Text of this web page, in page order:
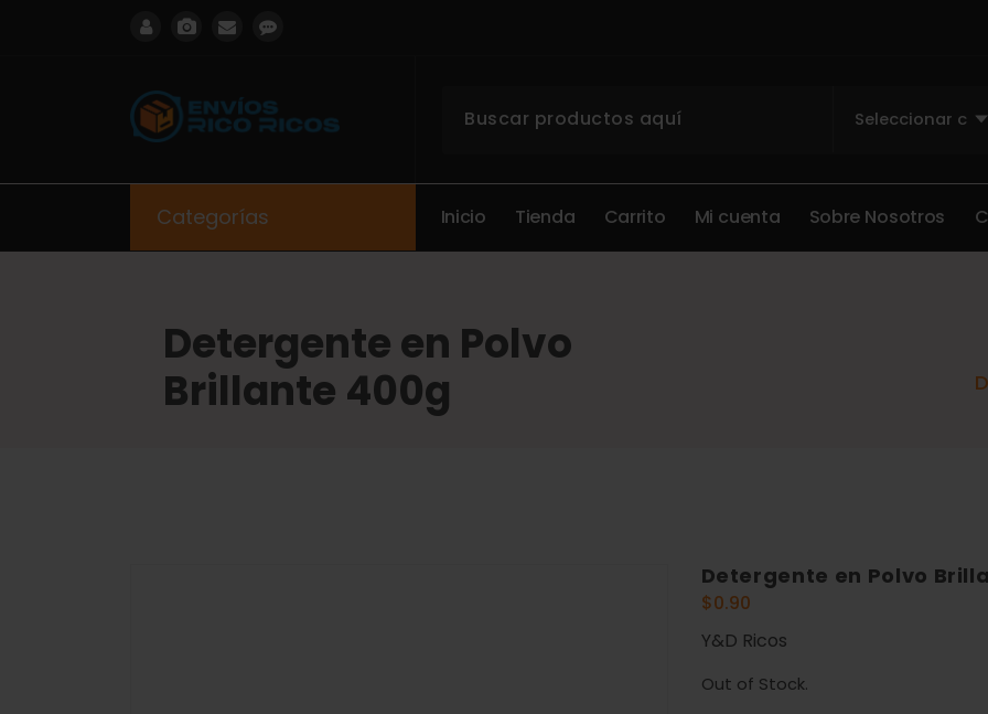
Categorías Inicio Tienda Carrito Mi cuenta Sobre Nosotros C
Detergente en Polvo
Brillante 400g
Detergente en Polvo
$0.90
Y&D Ricos
Out of Stock.